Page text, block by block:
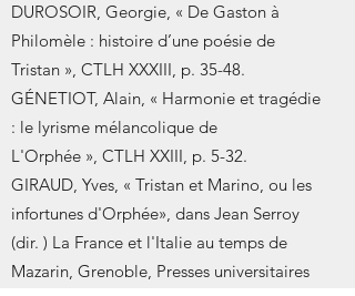
DUROSOIR, Georgie, « De Gaston à
Philomèle : histoire d’une poésie de
Tristan », CTLH XXXIII, p. 35-48.
GÉNETIOT, Alain, « Harmonie et tragédie
: le lyrisme mélancolique de
L'Orphée », CTLH XXIII, p. 5-32.
GIRAUD, Yves, « Tristan et Marino, ou les
infortunes d'Orphée», dans Jean Serroy
(dir. ) La France et l'Italie au temps de
Mazarin, Grenoble, Presses universitaires